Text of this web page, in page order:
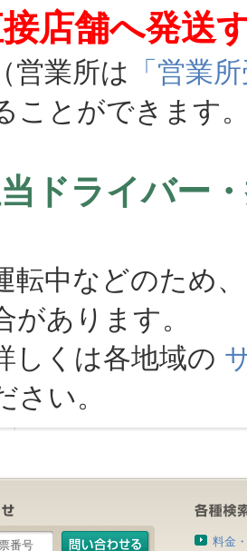
店舗へ発送
業所は 「営業
ことができます
当ドライバー
中などのため
があります。
しくは各地域の
さい。
料金